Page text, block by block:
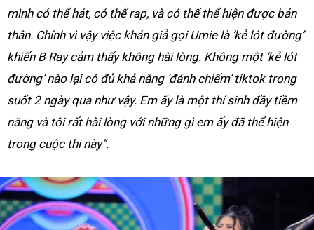
mình có thể hát, có thể rap, và có thể thể hiện được bản
thân. Chính vì vậy việc khán giả gọi Umie là ‘kẻ lót đường’
khiến B Ray cảm thấy không hài lòng. Không một ‘kẻ lót
đường’ nào lại có đủ khả năng ‘đánh chiếm’ tiktok trong
suốt 2 ngày qua như vậy. Em ấy là một thí sinh đầy tiềm
năng và tôi rất hài lòng với những gì em ấy đã thể hiện
trong cuộc thi này”.